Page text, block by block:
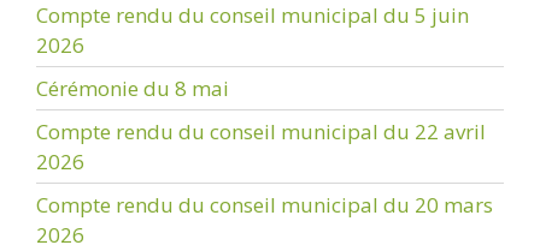
Compte rendu du conseil municipal du 5 juin
2026
Cérémonie du 8 mai
Compte rendu du conseil municipal du 22 avril
2026
Compte rendu du conseil municipal du 20 mars
2026